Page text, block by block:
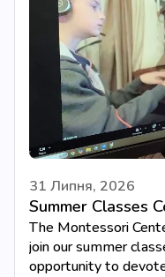
31 Липня, 2026
Summer Classes
The Montessori
join our summer
opportunity to